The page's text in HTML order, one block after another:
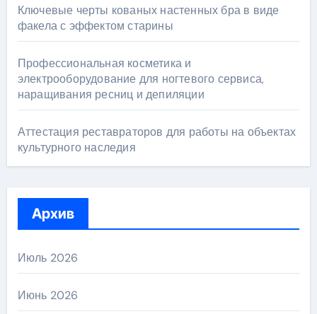
Ключевые черты кованых настенных бра в виде
факела с эффектом старины
Профессиональная косметика и
электрооборудование для ногтевого сервиса,
наращивания ресниц и депиляции
Аттестация реставраторов для работы на объектах
культурного наследия
Архив
Июль 2026
Июнь 2026